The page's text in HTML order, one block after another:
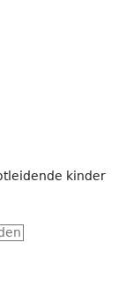
kinder